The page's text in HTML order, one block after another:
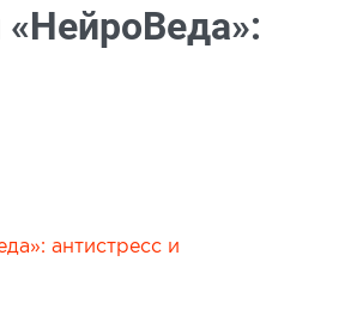
Для глаз Для интимной гигиены